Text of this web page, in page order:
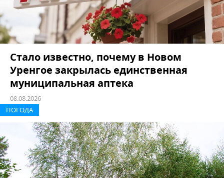
Стало известно, почему в Новом
Уренгое закрылась единственная
муниципальная аптека
08.08.2026
ПОГОДА